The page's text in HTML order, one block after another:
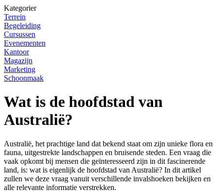
Kategorier
Terrein
Begeleiding
Cursussen
Evenementen
Kantoor
Magazijn
Marketing
Schoonmaak
Wat is de hoofdstad van
Australië?
Australië, het prachtige land dat bekend staat om zijn unieke flora en
fauna, uitgestrekte landschappen en bruisende steden. Een vraag die
vaak opkomt bij mensen die geïnteresseerd zijn in dit fascinerende
land, is: wat is eigenlijk de hoofdstad van Australië? In dit artikel
zullen we deze vraag vanuit verschillende invalshoeken bekijken en
alle relevante informatie verstrekken.